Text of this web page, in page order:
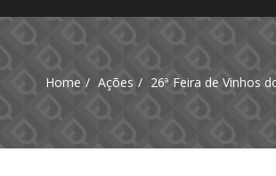
Home Ações 26ª Feira de Vinhos